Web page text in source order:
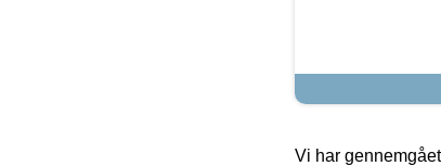
Vi har